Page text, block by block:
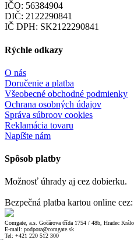
IČO: 56384904
DIČ: 2122290841
IČ DPH: SK2122290841
Rýchle odkazy
O nás
Doručenie a platba
Všeobecné obchodné podmienky
Ochrana osobných údajov
Správa súbroov cookies
Reklamácia tovaru
Napíšte nám
Spôsob platby
Možnosť úhrady aj cez dobierku.
Bezpečná platba kartou online cez:
Comgate, a.s. Gočárova třída 1754 / 48b, Hradec
E-mail: podpora@comgate.sk
Tel: +421 220 512 300